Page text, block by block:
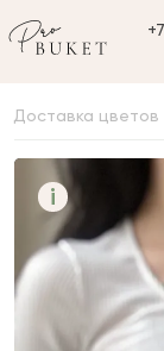
Доставка цветов
i